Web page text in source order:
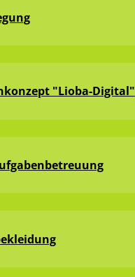
"Lioba-Digital"